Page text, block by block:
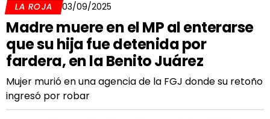
LA ROJA 03/09/2025
Madre muere en el MP al enterarse
que su hija fue detenida por
fardera, en la Benito Juárez
Mujer murió en una agencia de la FGJ donde su retoño
ingresó por robar